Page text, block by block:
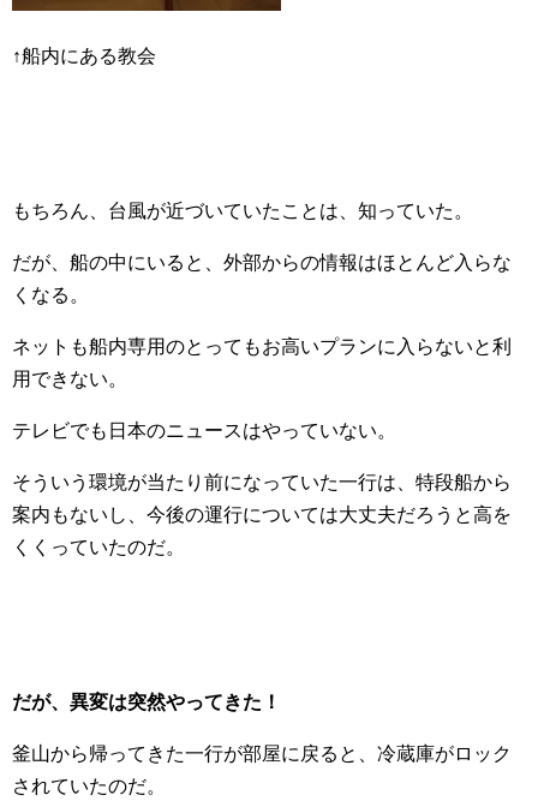
↑船内にある教会
もちろん、台風が近づいていたことは、知っていた。
だが、船の中にいると、外部からの情報はほとんど入らな
くなる。
ネットも船内専用のとってもお高いプランに入らないと利
用できない。
テレビでも日本のニュースはやっていない。
そういう環境が当たり前になっていた一行は、特段船から
案内もないし、今後の運行については大丈夫だろうと高を
くくっていたのだ。
だが、異変は突然やってきた！
釜山から帰ってきた一行が部屋に戻ると、冷蔵庫がロック
されていたのだ。